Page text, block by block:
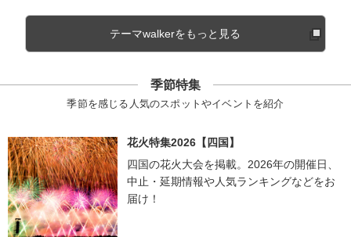
テーマwalkerをもっと見る
季節特集
季節を感じる人気のスポットやイベントを紹介
花火特集2026【四国】
四国の花火大会を掲載。2026年の開催日、
中止・延期情報や人気ランキングなどをお
届け！